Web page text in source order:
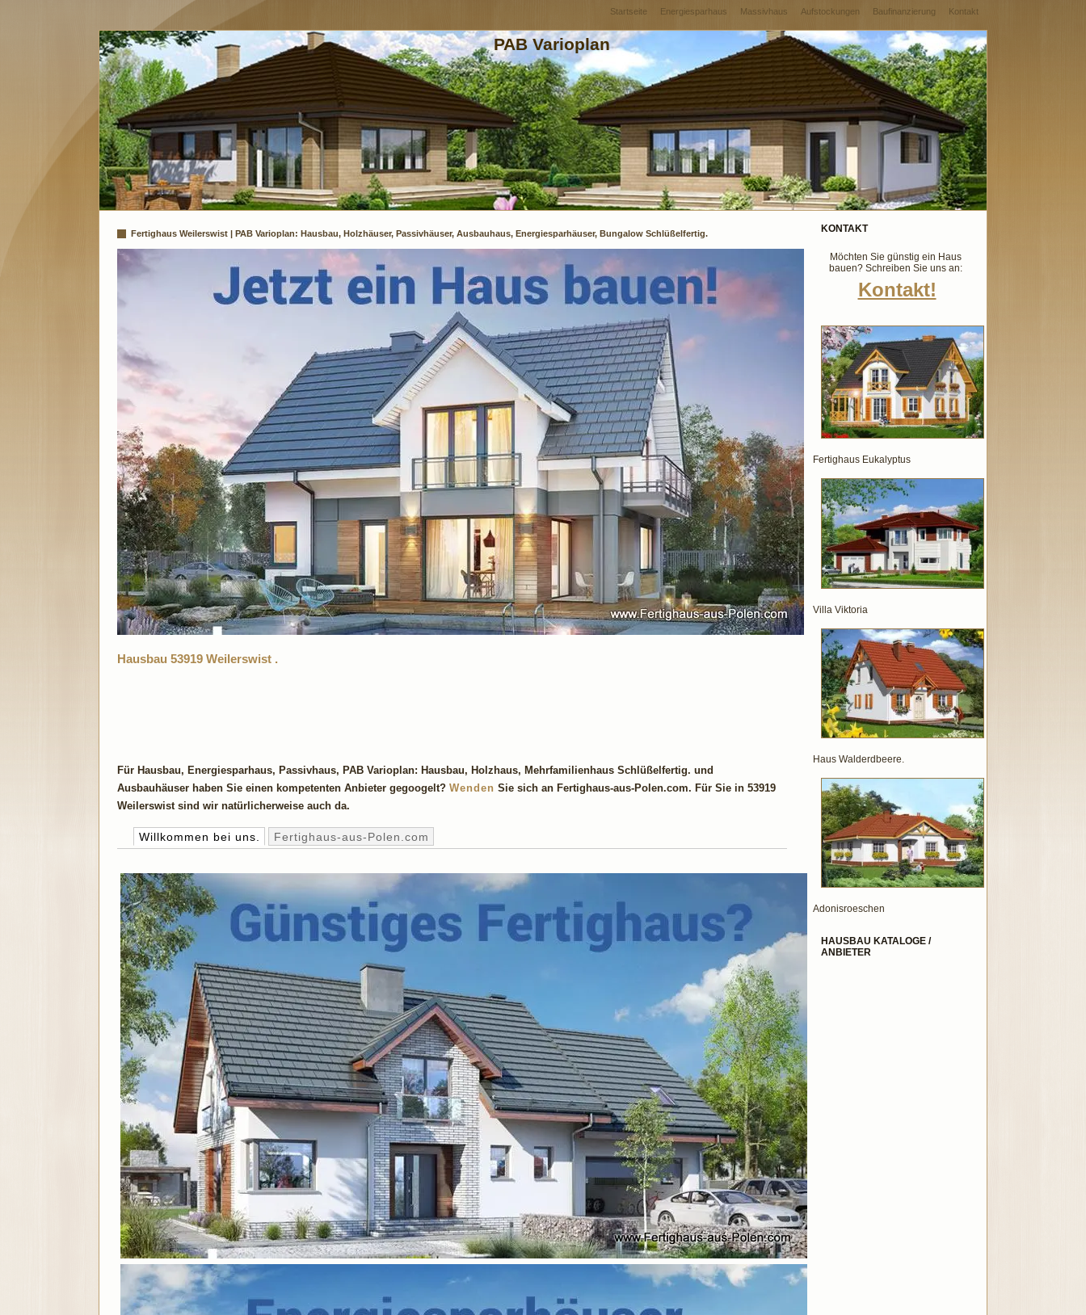
Startseite Energiesparhaus Massivhaus Aufstockungen Baufinanzierung Kontakt
PAB Varioplan
Fertighaus Weilerswist | PAB Varioplan: Hausbau, Holzhäuser, Passivhäuser, Ausbauhaus, Energiesparhäuser, Bungalow Schlüßelfertig.
Hausbau 53919 Weilerswist .
Für Hausbau, Energiesparhaus, Passivhaus, PAB Varioplan: Hausbau, Holzhaus, Mehrfamilienhaus Schlüßelfertig. und
Ausbauhäuser haben Sie einen kompetenten Anbieter gegoogelt? Wenden Sie sich an Fertighaus-aus-Polen.com. Für Sie in 53919
Weilerswist sind wir natürlicherweise auch da.
Willkommen bei uns. Fertighaus-aus-Polen.com
KONTAKT
Möchten Sie günstig ein Haus
bauen? Schreiben Sie uns an:
Kontakt!
Fertighaus Eukalyptus
Villa Viktoria
Haus Walderdbeere.
Adonisroeschen
HAUSBAU KATALOGE /
ANBIETER